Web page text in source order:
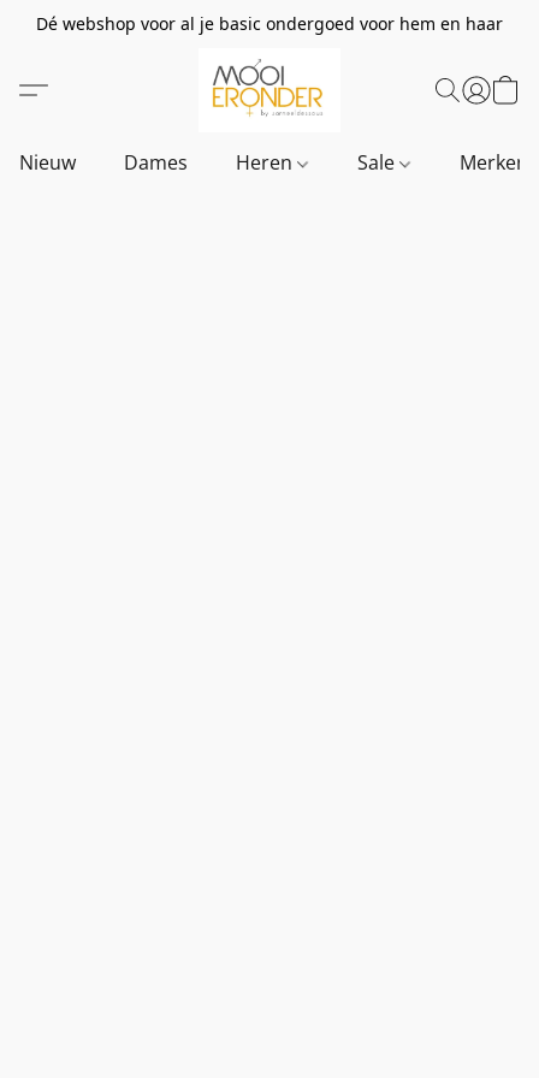
Dé webshop voor al je basic ondergoed voor hem en haar
Nieuw Dames Heren Sale Merken